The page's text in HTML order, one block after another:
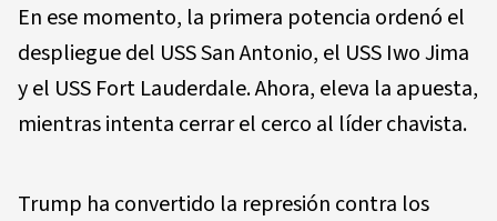
En ese momento, la primera potencia ordenó el
despliegue del USS San Antonio, el USS Iwo Jima
y el USS Fort Lauderdale. Ahora, eleva la apuesta,
mientras intenta cerrar el cerco al líder chavista.
Trump ha convertido la represión contra los